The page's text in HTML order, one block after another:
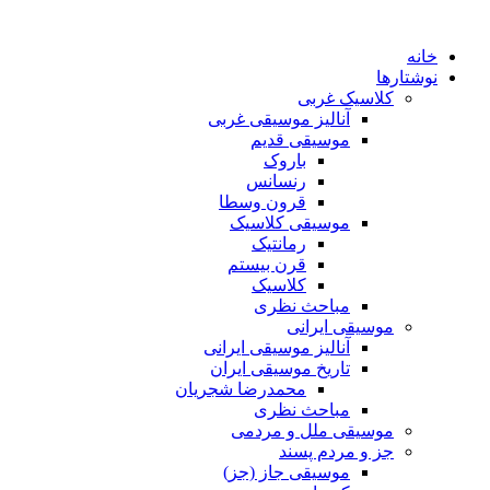
خانه
نوشتارها
کلاسیک غربی
آنالیز موسیقی غربی
موسیقی قدیم
باروک
رنسانس
قرون وسطا
موسیقی کلاسیک
رمانتیک
قرن بیستم
کلاسیک
مباحث نظری
موسیقی ایرانی
آنالیز موسیقی ایرانی
تاریخ موسیقی ایران
محمدرضا شجریان
مباحث نظری
موسیقی ملل و مردمی
جز و مردم پسند
موسیقی جاز (جز)